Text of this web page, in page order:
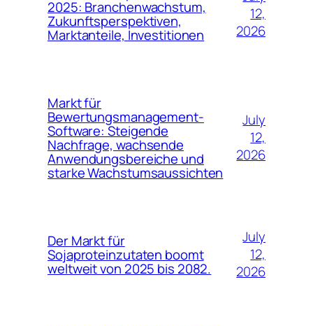
2025: Branchenwachstum,
Zukunftsperspektiven,
Marktanteile, Investitionen
12,
2026
Markt für
Bewertungsmanagement-
Software: Steigende
Nachfrage, wachsende
Anwendungsbereiche und
starke Wachstumsaussichten
July
12,
2026
Der Markt für
Sojaproteinzutaten boomt
weltweit von 2025 bis 2082.
July
12,
2026